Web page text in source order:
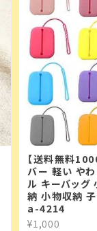
【送料無料
バー 軽い や
ル キーバッグ
納 小物収納
a-4214
¥1,000